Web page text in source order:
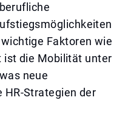
Faktoren wie
ist die Mobilität unter
neue
HR-Strategien der